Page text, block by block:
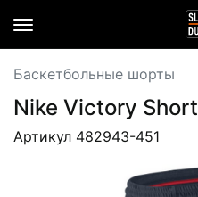
Баскетбольные шорты
Nike Victory Short
Артикул 482943-451